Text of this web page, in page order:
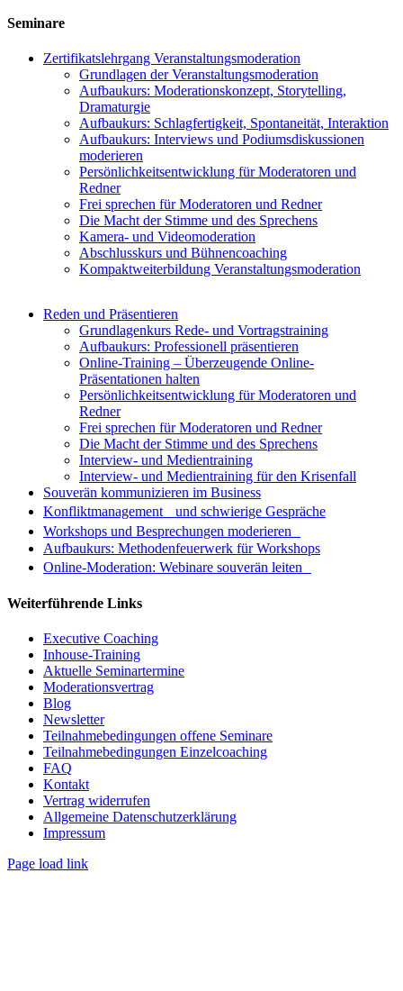
Seminare
Zertifikatslehrgang Veranstaltungsmoderation
Grundlagen der Veranstaltungsmoderation
Aufbaukurs: Moderationskonzept, Storytelling,
Dramaturgie
Aufbaukurs: Schlagfertigkeit, Spontaneität, Interaktion
Aufbaukurs: Interviews und Podiumsdiskussionen
moderieren
Persönlichkeitsentwicklung für Moderatoren und
Redner
Frei sprechen für Moderatoren und Redner
Die Macht der Stimme und des Sprechens
Kamera- und Videomoderation
Abschlusskurs und Bühnencoaching
Kompaktweiterbildung Veranstaltungsmoderation
Reden und Präsentieren
Grundlagenkurs Rede- und Vortragstraining
Aufbaukurs: Professionell präsentieren
Online-Training – Überzeugende Online-
Präsentationen halten
Persönlichkeitsentwicklung für Moderatoren und
Redner
Frei sprechen für Moderatoren und Redner
Die Macht der Stimme und des Sprechens
Interview- und Medientraining
Interview- und Medientraining für den Krisenfall
Souverän kommunizieren im Business
Konfliktmanagement und schwierige Gespräche
Workshops und Besprechungen moderieren
Aufbaukurs: Methodenfeuerwerk für Workshops
Online-Moderation: Webinare souverän leiten
Weiterführende Links
Executive Coaching
Inhouse-Training
Aktuelle Seminartermine
Moderationsvertrag
Blog
Newsletter
Teilnahmebedingungen offene Seminare
Teilnahmebedingungen Einzelcoaching
FAQ
Kontakt
Vertrag widerrufen
Allgemeine Datenschutzerklärung
Impressum
Page load link